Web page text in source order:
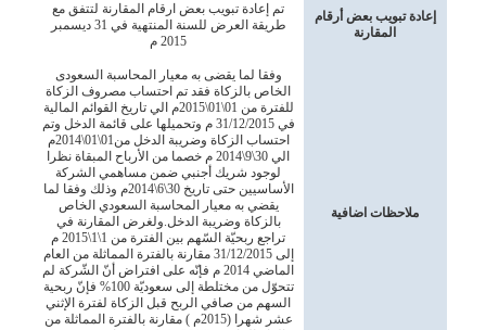
إعادة تبويب بعض أرقام
المقارنة
تم إعادة تبويب بعض ارقام المقارنة لتتفق مع
طريقة العرض للسنة المنتهية في 31 ديسمبر
2015 م
ملاحظات اضافية
وفقا لما يقضى به معيار المحاسبة السعودى
الخاص بالزكاة فقد تم احتساب مصروف الزكاة
للفترة من 01\01\2015م الي ‏تاريخ القوائم المالية
في 31/12/2015 م وتحميلها على قائمة الدخل وتم
احتساب الزكاة وضريبة الدخل من01\01\2014م
الي 30\9\2014 م خصما من الأرباح المبقاة نظرا
لوجود شريك ‏أجنبي ضمن مساهمي الشركة
الأساسيين حتى تاريخ 30\6\2014م وذلك وفقا لما
يقضي به معيار المحاسبة السعودي ‏الخاص
بالزكاة وضريبة الدخل.‏ولغرض المقارنة في
تراجع ربحيّة السّهم بين الفترة من 1\1\2015 م
إلى 31/12/2015 مقارنة بالفترة المماثلة من العام
الماضي 2014 م فإنّه على افتراض أنّ الشّركة لم
تتحوّل من مختلطة إلى سعوديّة 100% فإنّ ربحية
السهم من صافي الربح قبل الزكاة لفترة الإثني
عشر شهرا (2015م ) مقارنة بالفترة المماثلة من